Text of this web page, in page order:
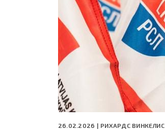
26.02.2026 | РИХАРДС ВИНКЕЛИС